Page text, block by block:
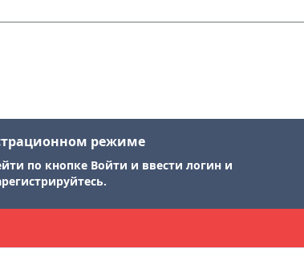
режиме
по кнопке Войти и ввести логин и